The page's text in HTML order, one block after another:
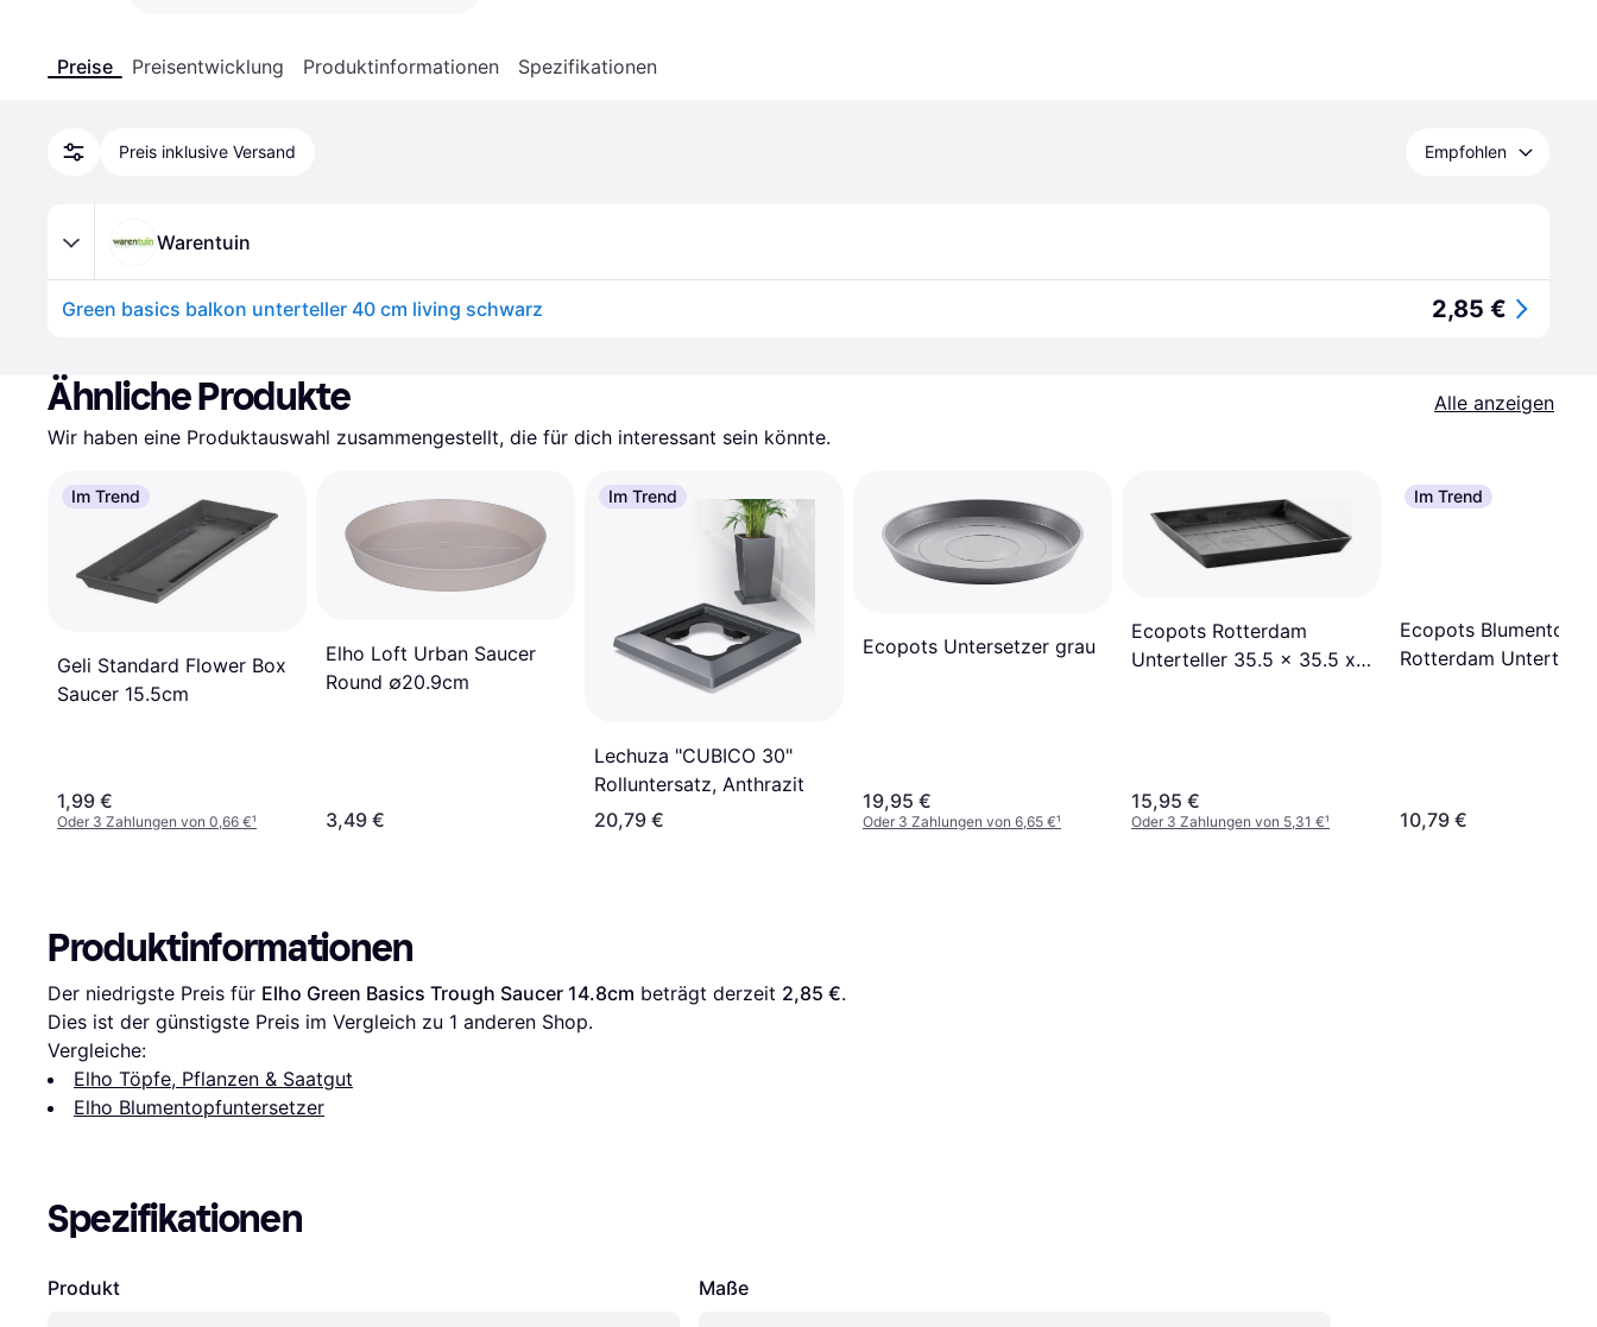
Preise Preisentwicklung Produktinformationen Spezifikationen
Preis inklusive Versand Empfohlen
Warentuin
Green basics balkon unterteller 40 cm living schwarz 2,85 €
Ähnliche Produkte
Alle anzeigen
Wir haben eine Produktauswahl zusammengestellt, die für dich interessant sein könnte.
Im Trend
Geli Standard Flower Box
Saucer 15.5cm
1,99 €
Oder 3 Zahlungen von 0,66 €¹
Elho Loft Urban Saucer
Round ∅20.9cm
3,49 €
Im Trend
Lechuza "CUBICO 30"
Rolluntersatz, Anthrazit
20,79 €
Ecopots Untersetzer grau
19,95 €
Oder 3 Zahlungen von 6,65 €¹
Ecopots Rotterdam
Unterteller 35.5 x 35.5 x
15,95 €
Oder 3 Zahlungen von 5,31 €¹
Im Trend
Ecopots Blumentopf,
Rotterdam Unterteller
10,79 €
Produktinformationen
Der niedrigste Preis für Elho Green Basics Trough Saucer 14.8cm beträgt derzeit 2,85 €.
Dies ist der günstigste Preis im Vergleich zu 1 anderen Shop.
Vergleiche:
Elho Töpfe, Pflanzen & Saatgut
Elho Blumentopfuntersetzer
Spezifikationen
Produkt Maße